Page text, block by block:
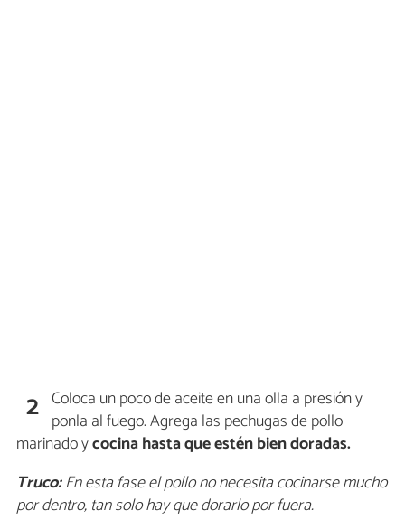
2 Coloca un poco de aceite en una olla a presión y
ponla al fuego. Agrega las pechugas de pollo
marinado ycocina hasta que estén bien doradas.
Truco:En esta fase el pollo no necesita cocinarse mucho
por dentro, tan solo hay que dorarlo por fuera.